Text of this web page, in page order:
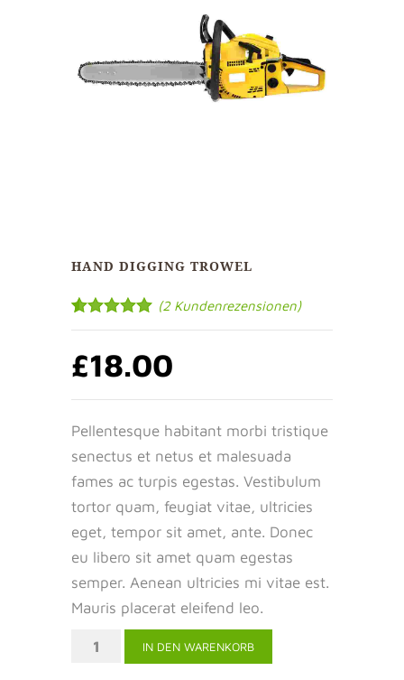
HAND DIGGING TROWEL
Bewertet mit
basierend
auf
2
(2Kundenrezensionen)
£18.00
Pellentesque habitant morbi tristique
senectus et netus et malesuada
fames ac turpis egestas. Vestibulum
tortor quam, feugiat vitae, ultricies
eget, tempor sit amet, ante. Donec
eu libero sit amet quam egestas
semper. Aenean ultricies mi vitae est.
Mauris placerat eleifend leo.
Hand
IN DEN WARENKORB